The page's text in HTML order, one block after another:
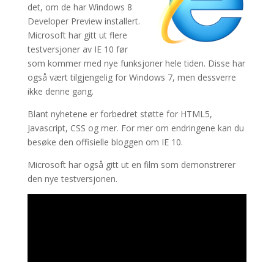
det, om de har Windows 8
Developer Preview installert.
Microsoft har gitt ut flere
testversjoner av IE 10 før
som kommer med nye funksjoner hele tiden. Disse har
også vært tilgjengelig for Windows 7, men dessverre
ikke denne gang.
Blant nyhetene er forbedret støtte for HTML5,
Javascript, CSS og mer. For mer om endringene kan du
besøke den offisielle bloggen om IE 10.
Microsoft har også gitt ut en film som demonstrerer
den nye testversjonen.